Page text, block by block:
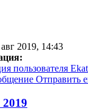
2019, 14:43
пользователя
Отправить